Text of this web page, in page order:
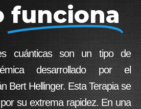
funciona
cuánticas son un tipo de
desarrollado por el
Bert Hellinger. Esta Terapia se
su extrema rapidez. En una